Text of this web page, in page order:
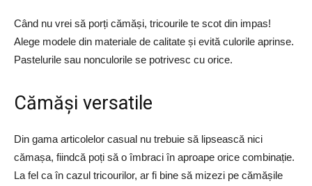
Când nu vrei să porți cămăși, tricourile te scot din impas!
Alege modele din materiale de calitate și evită culorile aprinse.
Pastelurile sau nonculorile se potrivesc cu orice.
Cămăși versatile
Din gama articolelor casual nu trebuie să lipsească nici
cămașa, fiindcă poți să o îmbraci în aproape orice combinație.
La fel ca în cazul tricourilor, ar fi bine să mizezi pe cămășile